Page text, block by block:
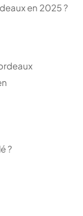
en 2025 ?
?